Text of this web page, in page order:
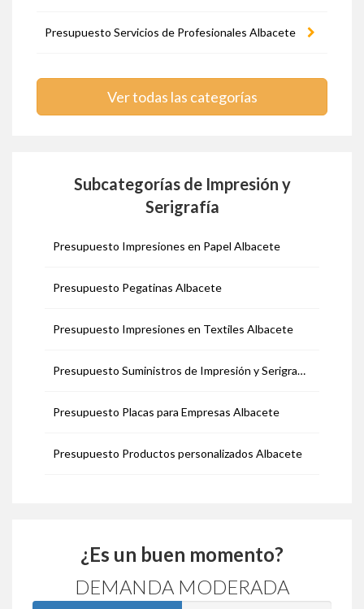
Presupuesto Servicios de Profesionales Albacete
Ver todas las categorías
Subcategorías de Impresión y
Serigrafía
Presupuesto Impresiones en Papel Albacete
Presupuesto Pegatinas Albacete
Presupuesto Impresiones en Textiles Albacete
Presupuesto Suministros de Impresión y Serigrafía Albacete
Presupuesto Placas para Empresas Albacete
Presupuesto Productos personalizados Albacete
¿Es un buen momento?
DEMANDA MODERADA